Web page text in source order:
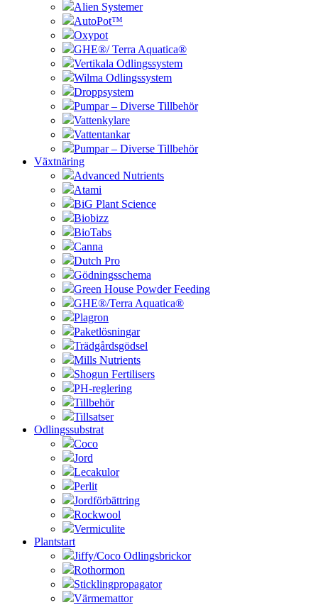
Alien Systemer
AutoPot™
Oxypot
GHE®/ Terra Aquatica®
Vertikala Odlingssystem
Wilma Odlingssystem
Droppsystem
Pumpar – Diverse Tillbehör
Vattenkylare
Vattentankar
Pumpar – Diverse Tillbehör
Växtnäring
Advanced Nutrients
Atami
BiG Plant Science
Biobizz
BioTabs
Canna
Dutch Pro
Gödningsschema
Green House Powder Feeding
GHE®/Terra Aquatica®
Plagron
Paketlösningar
Trädgårdsgödsel
Mills Nutrients
Shogun Fertilisers
PH-reglering
Tillbehör
Tillsatser
Odlingssubstrat
Coco
Jord
Lecakulor
Perlit
Jordförbättring
Rockwool
Vermiculite
Plantstart
Jiffy/Coco Odlingsbrickor
Rothormon
Sticklingpropagator
Värmemattor